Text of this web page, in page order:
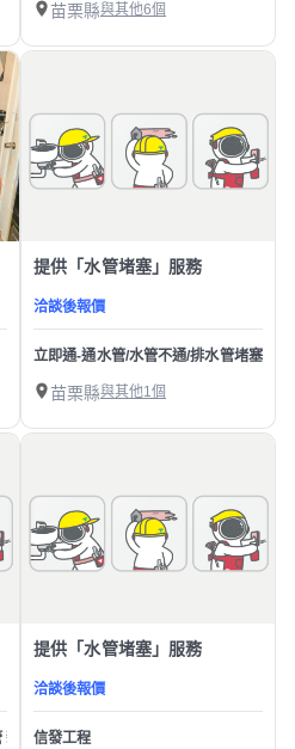
苗栗縣與其他6個
提供「水管堵塞」服務
洽談後報價
立即通-通水管/水管不通/排水管堵塞/下
苗栗縣與其他1個
竹水管不通馬桶不通 新竹抽污水池 新竹水
提供「水管堵塞」服務
洽談後報價
信發工程